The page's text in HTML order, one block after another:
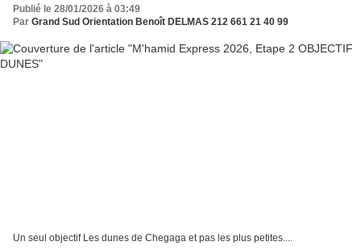
Publié le 28/01/2026 à 03:49
Par Grand Sud Orientation Benoît DELMAS 212 661 21 40 99
Un seul objectif Les dunes de Chegaga et pas les plus petites....